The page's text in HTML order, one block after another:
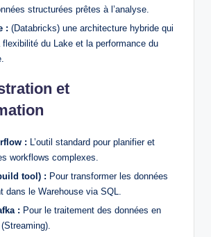
structurées prêtes à l’analyse.
: (Databricks) une architecture hybride qui
flexibilité du Lake et la performance du
et
: L’outil standard pour planifier et
workflows complexes.
tool) : Pour transformer les données
dans le Warehouse via SQL.
: Pour le traitement des données en